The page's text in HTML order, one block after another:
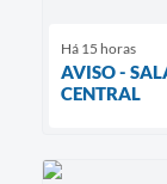
Há 15 horas
AVISO -
CENTRAL